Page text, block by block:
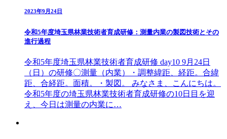
2023年9月24日
令和5年度埼玉県林業技術者育成研修：測量内業の製図技術とその
進行過程
令和5年度埼玉県林業技術者育成研修 day10 9月24日
（日）の研修〇測量（内業）・調整緯距、経距。合緯
距、合経距。面積。・製図。 みなさま、こんにちは。
令和5年度の埼玉県林業技術者育成研修の10日目を迎
え、今日は測量の内業に…